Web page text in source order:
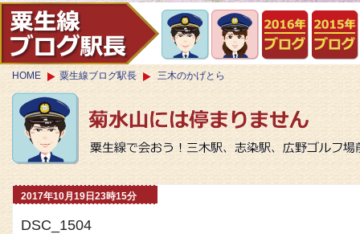
HOME 粟生線ブログ駅長 三木のかげとら
2017年10月19日23時15分
DSC_1504